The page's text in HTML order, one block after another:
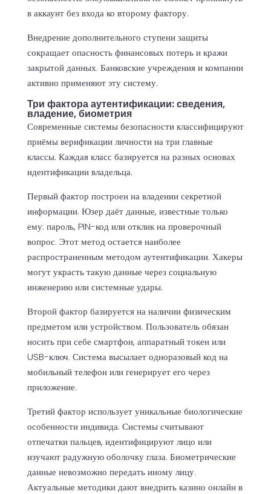
в аккаунт без входа ко второму фактору.
Внедрение дополнительного ступени защиты
сокращает опасность финансовых потерь и кражи
закрытой данных. Банковские учреждения и компании
активно применяют эту систему.
Три фактора аутентификации: сведения,
владение, биометрия
Современные системы безопасности классифицируют
приёмы верификации личности на три главные
классы. Каждая класс базируется на разных основах
идентификации владельца.
Первый фактор построен на владении секретной
информации. Юзер даёт данные, известные только
ему: пароль, PIN-код или отклик на проверочный
вопрос. Этот метод остается наиболее
распространенным методом аутентификации. Хакеры
могут украсть такую данные через социальную
инженерию или системные удары.
Второй фактор базируется на наличии физическим
предметом или устройством. Пользователь обязан
носить при себе смартфон, аппаратный токен или
USB-ключ. Система высылает одноразовый код на
мобильный телефон или генерирует его через
приложение.
Третий фактор использует уникальные биологические
особенности индивида. Системы считывают
отпечатки пальцев, идентифицируют лицо или
изучают радужную оболочку глаза. Биометрические
данные невозможно передать иному лицу.
Актуальные методики дают внедрить казино онлайн в